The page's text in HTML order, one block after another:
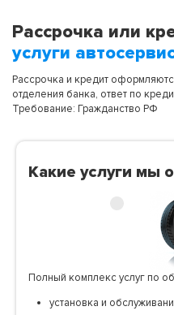
Рассрочка или
услуги
Рассрочка и кредит
отделения банка, ответ по
Требование: Гражданство РФ
Какие услуги мы
Полный комплекс услуг по
установка и